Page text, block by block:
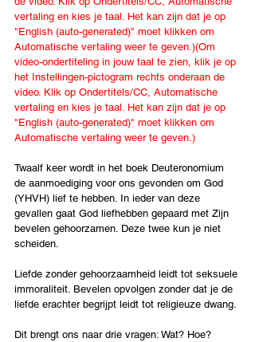
vertaling en kies je taal. Het kan zijn dat je op
"English (auto-generated)" moet klikken om
Automatische vertaling weer te geven.)(Om
video-ondertiteling in jouw taal te zien, klik je op
het Instellingen-pictogram rechts onderaan de
video. Klik op Ondertitels/CC, Automatische
vertaling en kies je taal. Het kan zijn dat je op
"English (auto-generated)" moet klikken om
Automatische vertaling weer te geven.)
Twaalf keer wordt in het boek Deuteronomium
de aanmoediging voor ons gevonden om God
(YHVH) lief te hebben. In ieder van deze
gevallen gaat God liefhebben gepaard met Zijn
bevelen gehoorzamen. Deze twee kun je niet
scheiden.
Liefde zonder gehoorzaamheid leidt tot seksuele
immoraliteit. Bevelen opvolgen zonder dat je de
liefde erachter begrijpt leidt tot religieuze dwang.
Dit brengt ons naar drie vragen: Wat? Hoe?